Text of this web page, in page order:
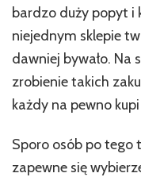
bardzo duży popyt i
niejednym sklepie
dawniej bywało. Na
zrobienie takich
każdy na pewno
Sporo osób po tego
zapewne się